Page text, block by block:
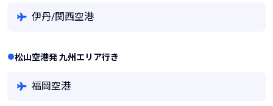
伊丹/関西空港
松山空港発 九州エリア行き
福岡空港